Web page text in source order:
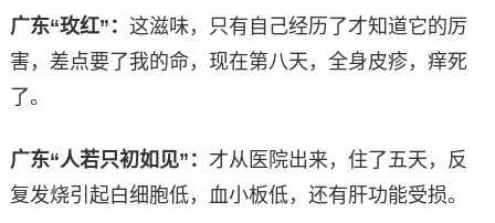
广东“玫红”： 这滋味，只有自己经历了才知道它的厉
害，差点要了我的命，现在第八天，全身皮疹，痒死
了。
广东“人若只初如见”： 才从医院出来，住了五天，反
复发烧引起白细胞低，血小板低，还有肝功能受损。